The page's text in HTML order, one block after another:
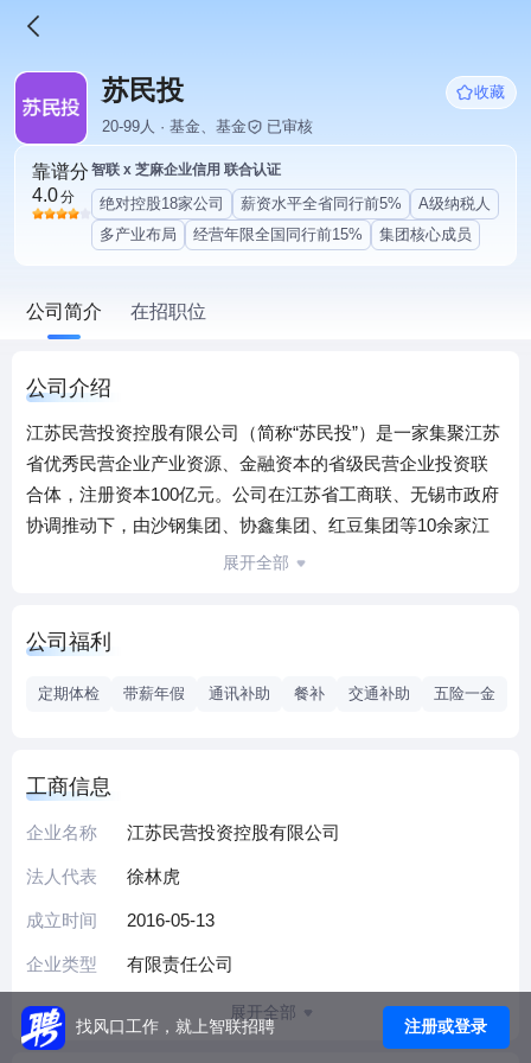
苏民投
收藏
20-99人 · 基金、基金
已审核
靠谱分
4.0分
智联 x 芝麻企业信用 联合认证
绝对控股18家公司 薪资水平全省同行前5%
A级纳税人
多产业布局
经营年限全国同行前15% 集团核心成员
公司简介 在招职位
公司介绍
江苏民营投资控股有限公司（简称“苏民投”）是一家集聚江苏
省优秀民营企业产业资源、金融资本的省级民营企业投资联
合体，注册资本100亿元。公司在江苏省工商联、无锡市政府
协调推动下，由沙钢集团、协鑫集团、红豆集团等10余家江
苏知名民营企业联合设立，于2016年6月正式挂牌运营。公司
以股权业务、资产管理业务、不良资产处置三类业务架构为
三大支柱，支撑一个长三角具有影响力的投产融综合金融服
务平台。
服务的特色之路，发挥“资本+”集聚效应，用投资增强民企实
力，为民企赋能发展服务。在推进江苏民企抱团发展中助推
苏商转型升级，实现公司自身价值，获得了良好的投资收
益，市场资源网络不断扩大，得到社会各界认同。
展开全部
公司福利
定期体检 带薪年假 通讯补助 餐补 交通补助 五险一金
工商信息
企业名称 江苏民营投资控股有限公司
法人代表 徐林虎
成立时间 2016-05-13
企业类型 有限责任公司
展开全部
找风口工作，就上智联招聘 注册或登录